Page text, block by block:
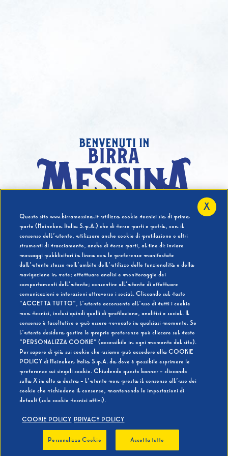
benvenuti in
Hai compiuto 18 Anni?
SI NO
BEVI RESPONSABILMENTE
Questo sito www.birramessina.it utilizza cookie tecnici sia di prima
parte (Heineken Italia S.p.A.) che di terze parti e potrà, con il
consenso dell’utente, utilizzare anche cookie di profilazione o altri
strumenti di tracciamento, anche di terze parti, al fine di: inviare
messaggi pubblicitari in linea con le preferenze manifestate
dall’utente stesso nell’ambito dell’utilizzo delle funzionalità e della
navigazione in rete; effettuare analisi e monitoraggio dei
comportamenti dell’utente; consentire all’utente di effettuare
comunicazioni e interazioni attraverso i social. Cliccando sul tasto
“ACCETTA TUTTO”, l’utente acconsente all’uso di tutti i cookie
non tecnici, inclusi quindi quelli di profilazione, analitici e social. Il
consenso è facoltativo e può essere revocato in qualsiasi momento. Se
l’utente desidera gestire le proprie preferenze può cliccare sul tasto
“PERSONALIZZA COOKIE” (accessibile in ogni momento dal sito).
Per sapere di più sui cookie che usiamo può accedere alla COOKIE
POLICY di Heineken Italia S.p.A. da dove è possibile esprimere le
preferenze sui singoli cookie. Chiudendo questo banner - cliccando
sulla X in alto a destra - l’utente non presta il consenso all’uso dei
cookie che richiedono il consenso, mantenendo le impostazioni di
default (solo cookie tecnici attivi).
COOKIE POLICY PRIVACY POLICY
Personalizza Cookie Accetta tutto
X